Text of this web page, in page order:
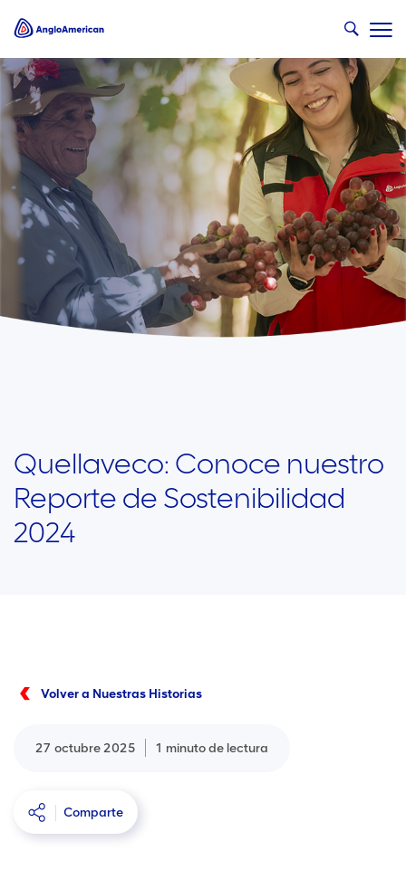
Quellaveco: Conoce nuestro
Reporte de Sostenibilidad
2024
Volver a Nuestras Historias
27 octubre 2025 1 minuto de lectura
Comparte